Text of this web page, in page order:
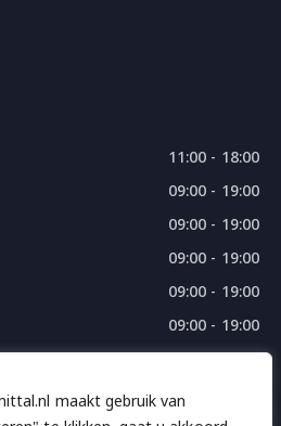
maakt gebruik van
11:00 - 18:00
09:00 - 19:00
09:00 - 19:00
09:00 - 19:00
09:00 - 19:00
09:00 - 19:00
09:00 - 18:00